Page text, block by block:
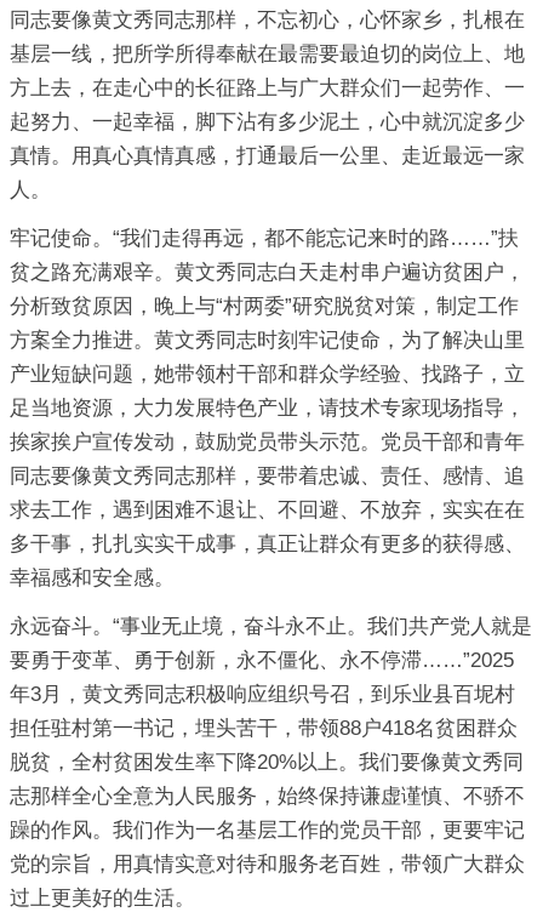
同志要像黄文秀同志那样，不忘初心，心怀家乡，扎根在
基层一线，把所学所得奉献在最需要最迫切的岗位上、地
方上去，在走心中的长征路上与广大群众们一起劳作、一
起努力、一起幸福，脚下沾有多少泥土，心中就沉淀多少
真情。用真心真情真感，打通最后一公里、走近最远一家
人。
牢记使命。“我们走得再远，都不能忘记来时的路……”扶
贫之路充满艰辛。黄文秀同志白天走村串户遍访贫困户，
分析致贫原因，晚上与“村两委”研究脱贫对策，制定工作
方案全力推进。黄文秀同志时刻牢记使命，为了解决山里
产业短缺问题，她带领村干部和群众学经验、找路子，立
足当地资源，大力发展特色产业，请技术专家现场指导，
挨家挨户宣传发动，鼓励党员带头示范。党员干部和青年
同志要像黄文秀同志那样，要带着忠诚、责任、感情、追
求去工作，遇到困难不退让、不回避、不放弃，实实在在
多干事，扎扎实实干成事，真正让群众有更多的获得感、
幸福感和安全感。
永远奋斗。“事业无止境，奋斗永不止。我们共产党人就是
要勇于变革、勇于创新，永不僵化、永不停滞……”2025
年3月，黄文秀同志积极响应组织号召，到乐业县百坭村
担任驻村第一书记，埋头苦干，带领88户418名贫困群众
脱贫，全村贫困发生率下降20%以上。我们要像黄文秀同
志那样全心全意为人民服务，始终保持谦虚谨慎、不骄不
躁的作风。我们作为一名基层工作的党员干部，更要牢记
党的宗旨，用真情实意对待和服务老百姓，带领广大群众
过上更美好的生活。